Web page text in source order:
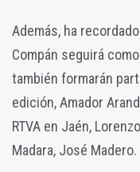
Además, ha
Compán seguirá
también formarán
edición, Amador
RTVA en Jaén,
Madara, José Madero.